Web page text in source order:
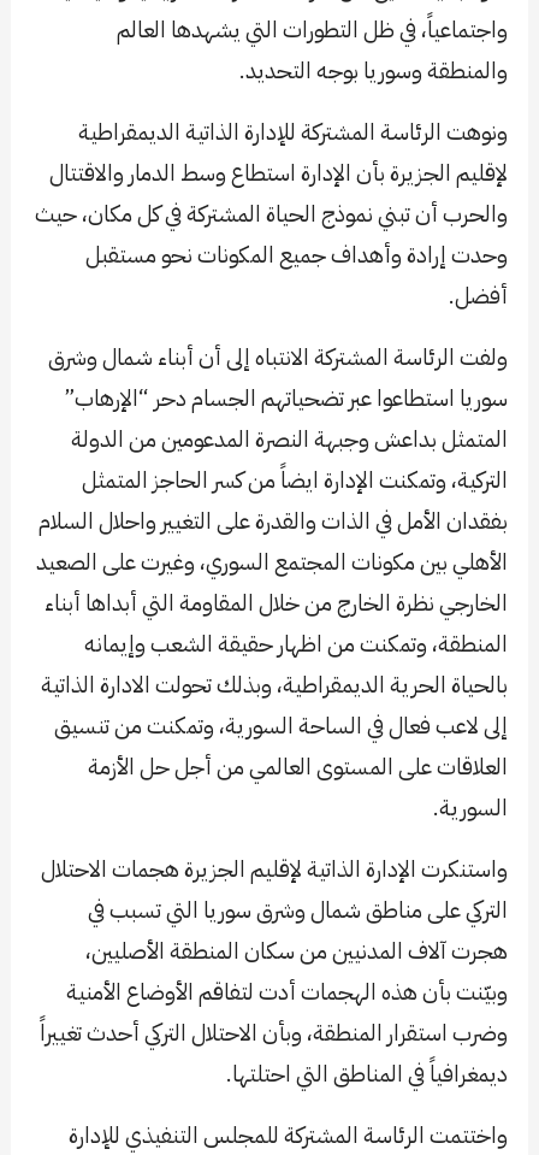
واجتماعياً، في ظل التطورات التي يشهدها العالم
والمنطقة وسوريا بوجه التحديد.
ونوهت الرئاسة المشتركة للإدارة الذاتية الديمقراطية
لإقليم الجزيرة بأن الإدارة استطاع وسط الدمار والاقتتال
والحرب أن تبني نموذج الحياة المشتركة في كل مكان، حيث
وحدت إرادة وأهداف جميع المكونات نحو مستقبل
أفضل.
ولفت الرئاسة المشتركة الانتباه إلى أن أبناء شمال وشرق
سوريا استطاعوا عبر تضحياتهم الجسام دحر “الإرهاب”
المتمثل بداعش وجبهة النصرة المدعومين من الدولة
التركية، وتمكنت الإدارة ايضاً من كسر الحاجز المتمثل
بفقدان الأمل في الذات والقدرة على التغيير واحلال السلام
الأهلي بين مكونات المجتمع السوري، وغيرت على الصعيد
الخارجي نظرة الخارج من خلال المقاومة التي أبداها أبناء
المنطقة، وتمكنت من اظهار حقيقة الشعب وإيمانه
بالحياة الحرية الديمقراطية، وبذلك تحولت الادارة الذاتية
إلى لاعب فعال في الساحة السورية، وتمكنت من تنسيق
العلاقات على المستوى العالمي من أجل حل الأزمة
السورية.
واستنكرت الإدارة الذاتية لإقليم الجزيرة هجمات الاحتلال
التركي على مناطق شمال وشرق سوريا التي تسبب في
هجرت آلاف المدنيين من سكان المنطقة الأصليين،
وبيّنت بأن هذه الهجمات أدت لتفاقم الأوضاع الأمنية
وضرب استقرار المنطقة، وبأن الاحتلال التركي أحدث تغييراً
ديمغرافياً في المناطق التي احتلتها.
واختتمت الرئاسة المشتركة للمجلس التنفيذي للإدارة